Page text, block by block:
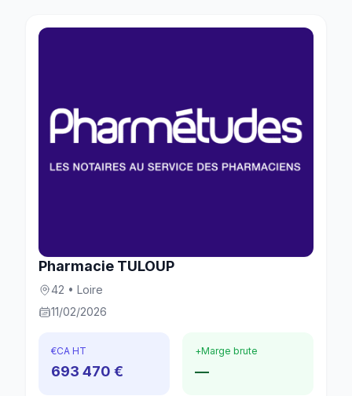
Pharmacie TULOUP
42 • Loire
11/02/2026
€CA HT
693 470 €
+Marge brute
—